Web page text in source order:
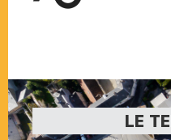
LE